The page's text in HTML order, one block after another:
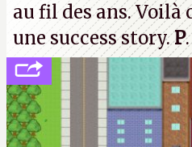
au fil des ans. Voilà
une success story.P.